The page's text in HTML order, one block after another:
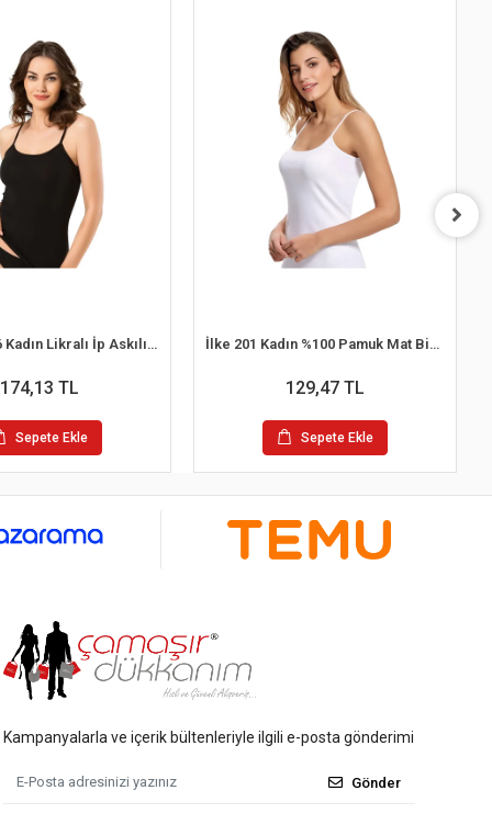
Namaldı 296 Kadın Likralı İp Askılı Atlet
174,13 TL
Sepete Ekle
İlke 201 Kadın %100 Pamuk Mat Biyeli İp Askılı Atlet Beyaz M / 40
129,47 TL
Sepete Ekle
Kampanyalarla ve içerik bültenleriyle ilgili e-posta gönderimi
Gönder